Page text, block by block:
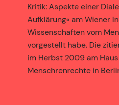
Kritik: Aspekte einer
Aufklärung« am Wiener
Wissenschaften vom
vorgestellt habe. Die
im Herbst 2009 am
Menschrenrechte in